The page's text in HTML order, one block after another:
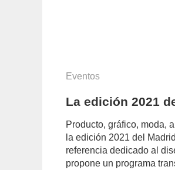
Eventos
La edición 2021
Producto, gráfico, moda,
la edición 2021 del
referencia dedicado al
propone un programa